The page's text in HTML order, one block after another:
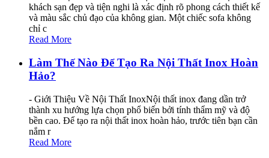
khách sạn đẹp và tiện nghi là xác định rõ phong cách thiết kế
và màu sắc chủ đạo của không gian. Một chiếc sofa không
chỉ c
Read More
Làm Thế Nào Để Tạo Ra Nội Thất Inox Hoàn
Hảo?
- Giới Thiệu Về Nội Thất InoxNội thất inox đang dần trở
thành xu hướng lựa chọn phổ biến bởi tính thẩm mỹ và độ
bền cao. Để tạo ra nội thất inox hoàn hảo, trước tiên bạn cần
nắm r
Read More